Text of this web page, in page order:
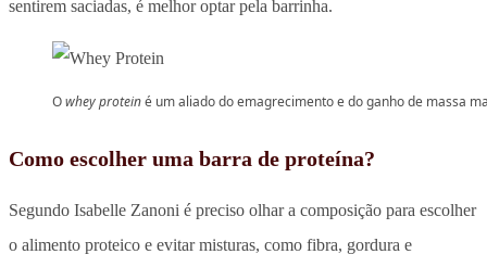
sentirem saciadas, é melhor optar pela barrinha.
Owhey proteiné um aliado do emagrecimento e do ganho de massa
Como escolher uma barra de proteína?
Segundo Isabelle Zanoni é preciso olhar a composição para escolher
o alimento proteico e evitar misturas, como fibra, gordura e